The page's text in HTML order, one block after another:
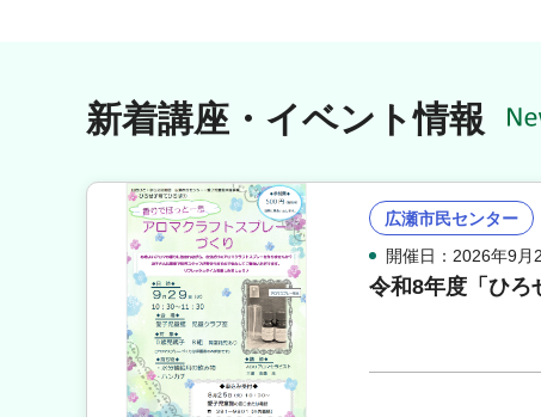
新着講座・イベント情報
広瀬市民センター
開催日：2026年9月
令和8年度「ひろ